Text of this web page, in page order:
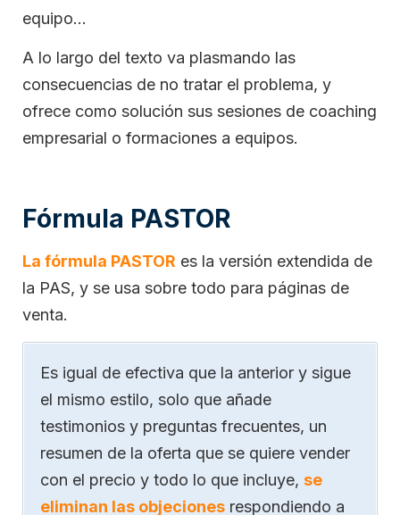
equipo…
A lo largo del texto va plasmando las
consecuencias de no tratar el problema, y
ofrece como solución sus sesiones de coaching
empresarial o formaciones a equipos.
Fórmula PASTOR
La fórmula PASTOR es la versión extendida de
la PAS, y se usa sobre todo para páginas de
venta.
Es igual de efectiva que la anterior y sigue
el mismo estilo, solo que añade
testimonios y preguntas frecuentes, un
resumen de la oferta que se quiere vender
con el precio y todo lo que incluye, se
eliminan las objeciones respondiendo a